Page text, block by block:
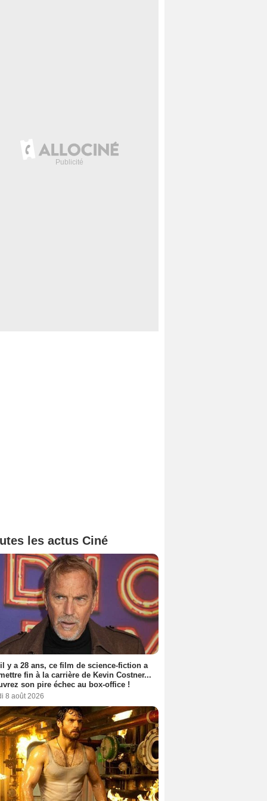
les actus Ciné
y a 28 ans, ce film de science-fiction a
fin à la carrière de Kevin Costner...
son pire échec au box-office !
8 août 2026